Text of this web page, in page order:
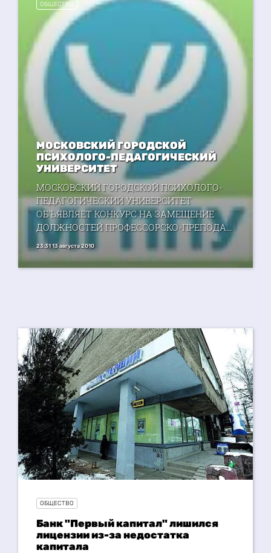
ОБЩЕСТВО
МОСКОВСКИЙ ГОРОДСКОЙ
ПСИХОЛОГО-ПЕДАГОГИЧЕСКИЙ
УНИВЕРСИТЕТ
МОСКОВСКИЙ ГОРОДСКОЙ ПСИХОЛОГО-
ПЕДАГОГИЧЕСКИЙ УНИВЕРСИТЕТ
ОБЪЯВЛЯЕТ КОНКУРС НА ЗАМЕЩЕНИЕ
ДОЛЖНОСТЕЙ ПРОФЕССОРСКО-ПРЕПОДА...
23:31 13 августа 2010
ОБЩЕСТВО
Банк "Первый капитал" лишился
лицензии из-за недостатка
капитала